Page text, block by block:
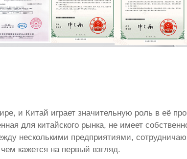
и Китай играет значительную роль в её
для китайского рынка, не имеет
несколькими предприятиями,
кажется на первый взгляд.